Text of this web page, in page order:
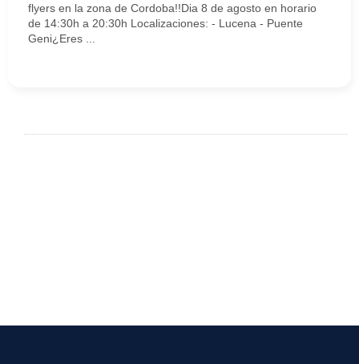
flyers en la zona de Cordoba!!Dia 8 de agosto en horario
de 14:30h a 20:30h Localizaciones: - Lucena - Puente
Geni¿Eres ...